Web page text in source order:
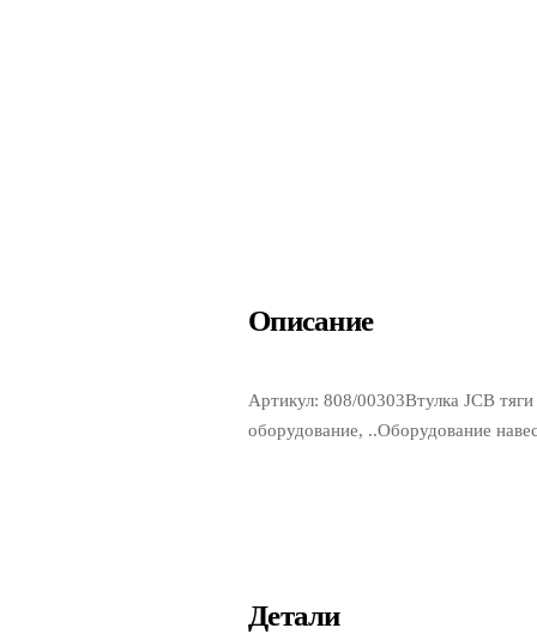
Описание
Артикул: 808/00303Втулка JCB
оборудование, ..Оборудование
Детали